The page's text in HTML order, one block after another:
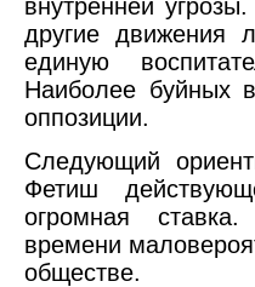
внутренней
другие движения
единую
Наиболее буйных
оппозиции.
Следующий
Фетиш
огромная
времени
обществе.